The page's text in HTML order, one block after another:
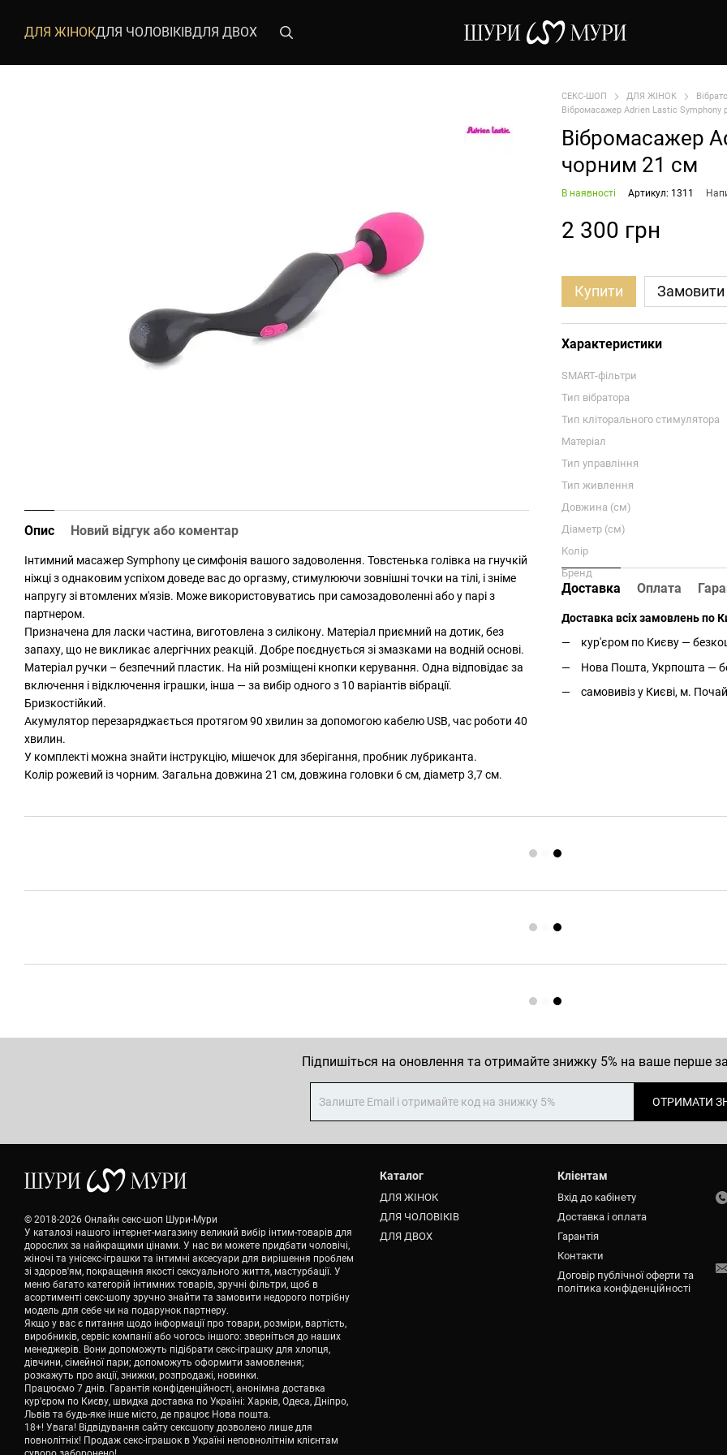
ДЛЯ ЖІНОКДЛЯ ЧОЛОВІКІВДЛЯ ДВОХ
Опис Новий відгук або коментар
Інтимний масажер Symphony це симфонія вашого задоволення. Товстенька голівка на гнучкій
ніжці з однаковим успіхом доведе вас до оргазму, стимулюючи зовнішні точки на тілі, і зніме
напругу зі втомлених м'язів. Може використовуватись при самозадоволенні або у парі з
партнером.
Призначена для ласки частина, виготовлена з силікону. Матеріал приємний на дотик, без
запаху, що не викликає алергічних реакцій. Добре поєднується зі змазками на водній основі.
Матеріал ручки – безпечний пластик. На ній розміщені кнопки керування. Одна відповідає за
включення і відключення іграшки, інша — за вибір одного з 10 варіантів вібрації.
Бризкостійкий.
Акумулятор перезаряджається протягом 90 хвилин за допомогою кабелю USB, час роботи 40
хвилин.
У комплекті можна знайти інструкцію, мішечок для зберігання, пробник лубриканта.
Колір рожевий із чорним. Загальна довжина 21 см, довжина головки 6 см, діаметр 3,7 см.
СЕКС-ШОП ДЛЯ ЖІНОК
Вібромасажер Adrien Lastic Symphony
Вібромасажер
чорним 21 см
В наявності Артикул: 1311
2 300 грн
Купити
Характеристики
SMART-фільтри
Тип вібратора
Тип кліторального стимулятора
Матеріал
Тип управління
Тип живлення
Довжина (см)
Діаметр (см)
Колір
Бренд
Доставка Оплата
Доставка всіх замовлень по
кур'єром по Києву —
Нова Пошта, Укрпошта —
самовивіз у Києві, м.
Підпишіться на оновлення та отримайте знижку 5% на ваше перше
ОТРИМАТИ
© 2018-2026 Онлайн секс-шоп Шури-Мури
У каталозі нашого інтернет-магазину великий вибір інтим-товарів для
дорослих за найкращими цінами. У нас ви можете придбати чоловічі,
жіночі та унісекс-іграшки та інтимні аксесуари для вирішення проблем
зі здоров'ям, покращення якості сексуального життя, мастурбації. У
меню багато категорій інтимних товарів, зручні фільтри, щоб в
асортименті секс-шопу зручно знайти та замовити недорого потрібну
модель для себе чи на подарунок партнеру.
Якщо у вас є питання щодо інформації про товари, розміри, вартість,
виробників, сервіс компанії або чогось іншого: зверніться до наших
менеджерів. Вони допоможуть підібрати секс-іграшку для хлопця,
дівчини, сімейної пари; допоможуть оформити замовлення;
розкажуть про акції, знижки, розпродажі, новинки.
Працюємо 7 днів. Гарантія конфіденційності, анонімна доставка
кур'єром по Києву, швидка доставка по Україні: Харків, Одеса, Дніпро,
Львів та будь-яке інше місто, де працює Нова пошта.
18+! Увага! Відвідування сайту сексшопу дозволено лише для
повнолітніх! Продаж секс-іграшок в Україні неповнолітнім клієнтам
Каталог
ДЛЯ ЖІНОК
ДЛЯ ЧОЛОВІКІВ
ДЛЯ ДВОХ
Клієнтам
Вхід до кабінету
Доставка і оплата
Гарантія
Контакти
Договір публічної оферти та
політика конфіденційності